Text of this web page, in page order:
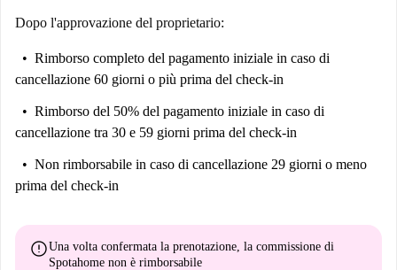
Dopo l'approvazione del proprietario:
Rimborso completo del pagamento iniziale in caso di
cancellazione 60 giorni o più prima del check-in
Rimborso del 50% del pagamento iniziale in caso di
cancellazione tra 30 e 59 giorni prima del check-in
Non rimborsabile in caso di cancellazione 29 giorni o meno
prima del check-in
errorUna volta confermata la prenotazione, la commissione di
Spotahome non è rimborsabile